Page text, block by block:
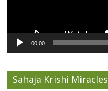
00:00
Sahaja Krishi Miracles